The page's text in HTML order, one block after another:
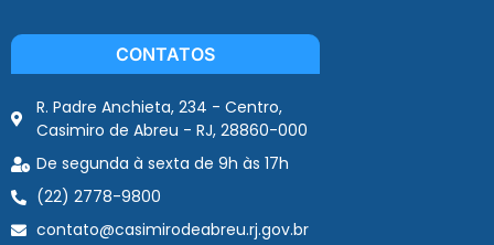
CONTATOS
R. Padre Anchieta, 234 - Centro,
Casimiro de Abreu - RJ, 28860-000
De segunda à sexta de 9h às 17h
(22) 2778-9800
contato@casimirodeabreu.rj.gov.br